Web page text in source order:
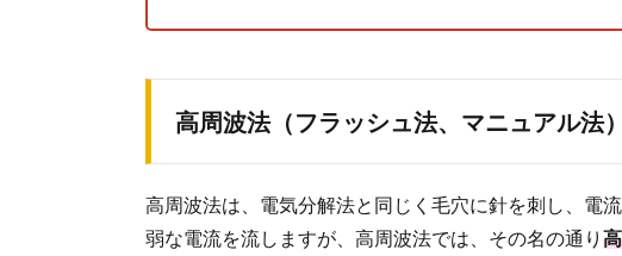
ル
毛
で
お
す
高周波法（フラッシュ法、マニュアル法）
高周波法は、電気分解法と同じく毛穴に針を刺し、電
弱な電流を流しますが、高周波法では、その名の通り